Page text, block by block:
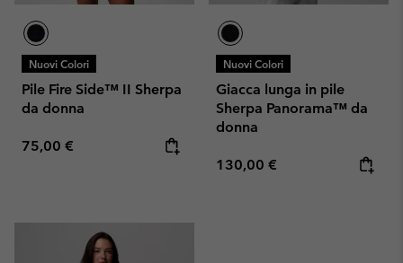
Nuovi Colori
Pile Fire Side™ II Sherpa
da donna
Regular price:
75,00 €
Nuovi Colori
Giacca lunga in pile
Sherpa Panorama™ da
donna
Regular price:
130,00 €